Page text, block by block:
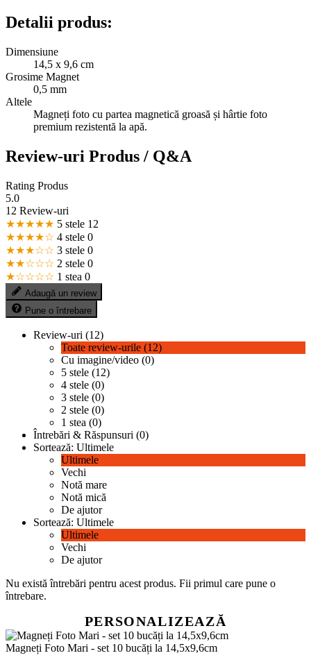
Detalii produs:
Dimensiune
14,5 x 9,6 cm
Grosime Magnet
0,5 mm
Altele
Magneți foto cu partea magnetică groasă și hârtie foto
premium rezistentă la apă.
Review-uri Produs / Q&A
Rating Produs
5.0
12 Review-uri
★★★★★ 5 stele 12
★★★★☆ 4 stele 0
★★★☆☆ 3 stele 0
★★☆☆☆ 2 stele 0
★☆☆☆☆ 1 stea 0
Adaugă un review
Pune o întrebare
Review-uri (12)
Toate review-urile (12)
Cu imagine/video (0)
5 stele (12)
4 stele (0)
3 stele (0)
2 stele (0)
1 stea (0)
Întrebări & Răspunsuri (0)
Sortează: Ultimele
Ultimele
Vechi
Notă mare
Notă mică
De ajutor
Sortează: Ultimele
Ultimele
Vechi
De ajutor
Nu există întrebări pentru acest produs. Fii primul care pune o
întrebare.
PERSONALIZEAZĂ
Magneți Foto Mari - set 10 bucăți la 14,5x9,6cm